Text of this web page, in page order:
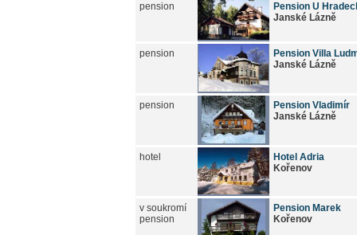
pension
Pension U
Janské Lázně
pension
Pension Villa
Janské Lázně
pension
Pension Vladimír
Janské Lázně
hotel
Hotel Adria
Kořenov
v soukromí
pension
Pension Marek
Kořenov